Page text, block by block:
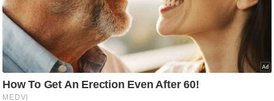
टे
क्नॉ
लॉ
जी
ब्यू
टी